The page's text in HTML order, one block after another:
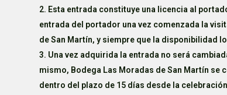
Esta entrada constituye una licencia al
entrada del portador una vez comenzada la
de San Martín, y siempre que la disponibilidad
Una vez adquirida la entrada no será
mismo, Bodega Las Moradas de San Martín
dentro del plazo de 15 días desde la